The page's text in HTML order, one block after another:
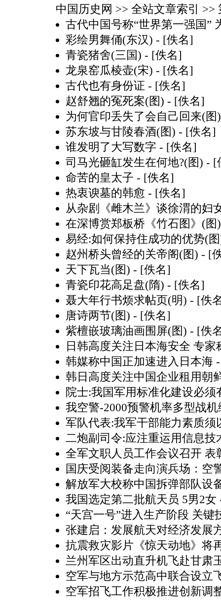
中国历史网 >> 全站文章索引 >>
古代中国号称“世界第一强国”
彩绘男舞俑(东汉) - [佚名]
青瓷猪舍(三国) - [佚名]
龙泉窑瓜棱壶(宋) - [佚名]
古代也有身份证 - [佚名]
赵舒翘的冤死案(图) - [佚名]
为何官印丢失了会自己回来(图)
苏东坡与甘陵春酒(图) - [佚名]
谁发明了大写数字 - [佚名]
司马光砸缸发生在何地?(图) - [
命苦的皇太子 - [佚名]
热衷谀墓的韩愈 - [佚名]
从杂剧《雌木兰》谈徐渭的妇
在深博赏郑板桥《竹石图》(图)
易经:如何保持住成功的优势(
赵州桥头曾经的关帝阁(图) - [
天下瓦当(图) - [佚名]
青瓷印花高足盘(隋) - [佚名]
聂大年行书烦求帖页(明) - [佚
唐诗两节(图) - [佚名]
紫檀嵌玻璃油画围屏(图) - [佚
日韩高度关注日本海安全 专
韩媒称中国正加速进入日本海
韩日高度关注中国企业租用朝
院士:我国军用标准化建设必
我空警-2000预警机率多型战
军队代表:我军干部能力素质须
二炮副司令:应注重运用信息技
全军文职人员工作会议召开 表
国庆受阅装备走向演兵场：空
解放军大校称中国拆弹部队设
我国选定第二批航天员 5男2女
“天宫一号”进入生产阶段 关键
张建启：发展航天对经济发展
抗震救灾影片《惊天动地》将
兰州军区出动直升机飞赴甘肃
空军与地方示范高中联合设立
空军招飞工作积极推进创新调